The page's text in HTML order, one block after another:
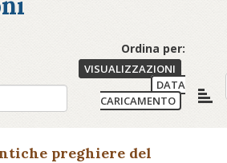
Ordina per:
VISUALIZZAZIONI
DATA
CARICAMENTO
preghiere del